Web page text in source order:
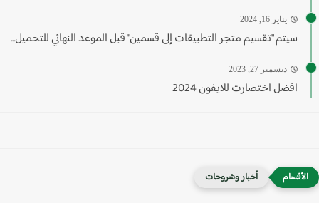
يناير 16, 2024
سيتم "تقسيم متجر التطبيقات إلى قسمين" قبل الموعد النهائي للتحميل...
ديسمبر 27, 2023
افضل اختصارت للايفون 2024
أخبار وشروحات